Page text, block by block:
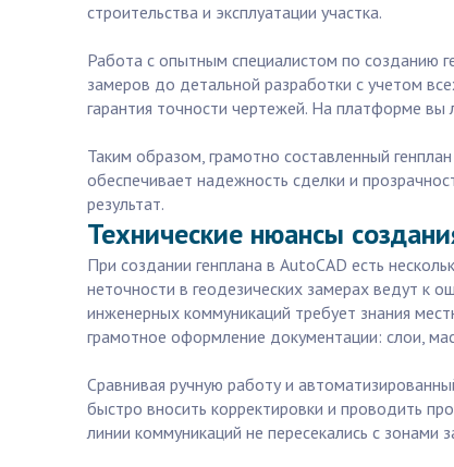
строительства и эксплуатации участка.
Работа с опытным специалистом по созданию
замеров до детальной разработки с учетом
гарантия точности чертежей. На платформе
Таким образом, грамотно составленный
обеспечивает надежность сделки и
результат.
Технические нюансы
При создании генплана в AutoCAD есть
неточности в геодезических замерах ведут к
инженерных коммуникаций требует знания
грамотное оформление документации: слои,
Сравнивая ручную работу и
быстро вносить корректировки и проводить
линии коммуникаций не пересекались с